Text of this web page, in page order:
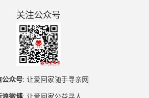
关注公众号
公众号: 让爱回家随手寻亲网